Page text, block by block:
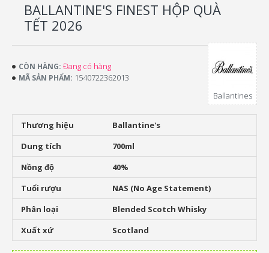
BALLANTINE'S FINEST HỘP QUÀ
TẾT 2026
Thương hiệu
Ballantine's
Dung tích
700ml
Nồng độ
40%
Tuổi rượu
NAS (No Age Statement)
Phân loại
Blended Scotch Whisky
Xuất xứ
Scotland
CÒN HÀNG: Đang có hàng
MÃ SẢN PHẨM: 1540722362013
Ballantines